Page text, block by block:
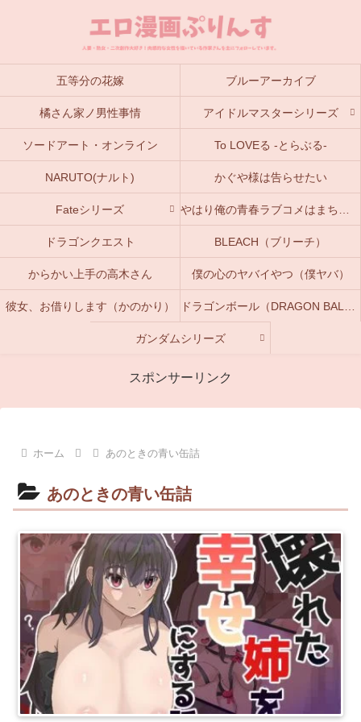
五等分の花嫁 ブルーアーカイブ
橘さん家ノ男性事情 アイドルマスターシリーズ
ソードアート・オンライン To LOVEる -とらぶる-
NARUTO(ナルト) かぐや様は告らせたい
Fateシリーズ
ドラゴンクエスト BLEACH（ブリーチ）
からかい上手の高木さん 僕の心のヤバイやつ（僕ヤバ）
彼女、お借りします（かのかり）
ガンダムシリーズ
スポンサーリンク
ホーム あのときの青い缶詰
あのときの青い缶詰